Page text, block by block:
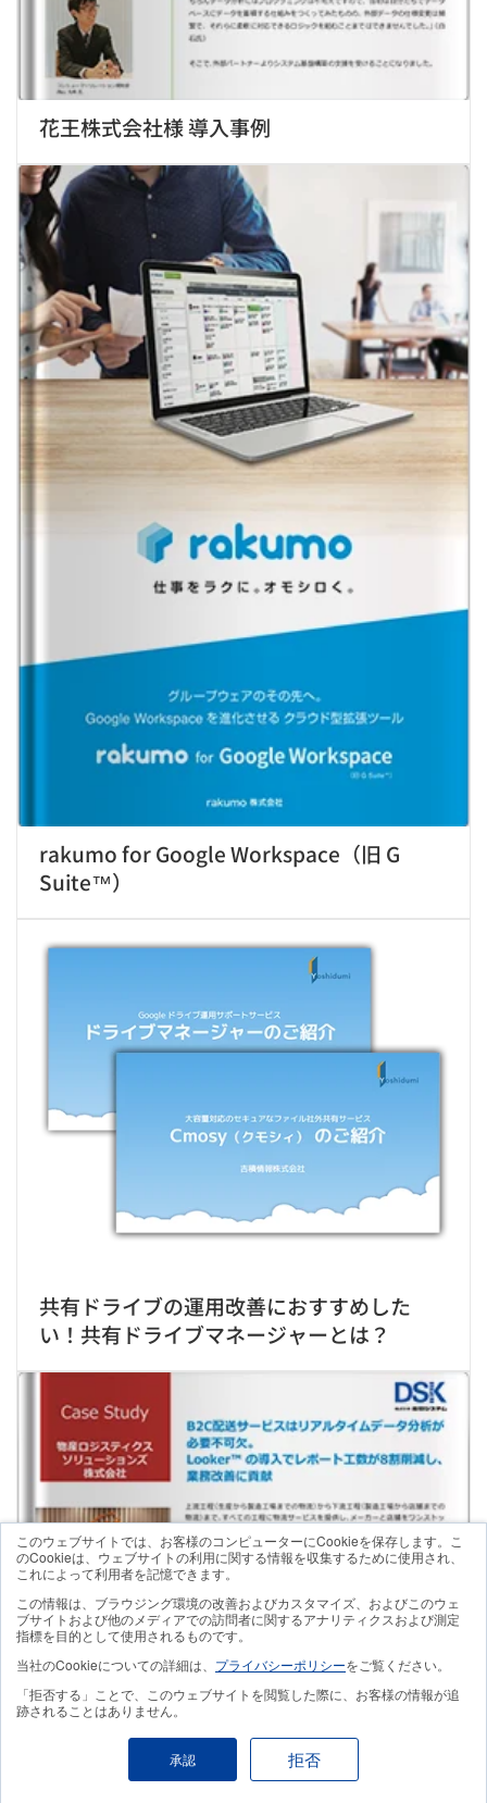
このウェブサイトでは、お客様のコンピューターにCookieを保存します。こ
のCookieは、ウェブサイトの利用に関する情報を収集するために使用され、
これによって利用者を記憶できます。
この情報は、ブラウジング環境の改善およびカスタマイズ、およびこのウェ
ブサイトおよび他のメディアでの訪問者に関するアナリティクスおよび測定
指標を目的として使用されるものです。
当社のCookieについての詳細は、 プライバシーポリシーをご覧ください。
「拒否する」ことで、このウェブサイトを閲覧した際に、お客様の情報が追
跡されることはありません。
承認 拒否
花王株式会社様 導入事例
rakumo for Google Workspace（旧 G
Suite™）
共有ドライブの運用改善におすすめした
い！共有ドライブマネージャーとは？